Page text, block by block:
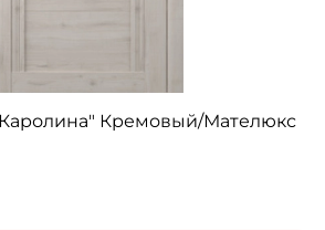
Кремовый/Мателюкс